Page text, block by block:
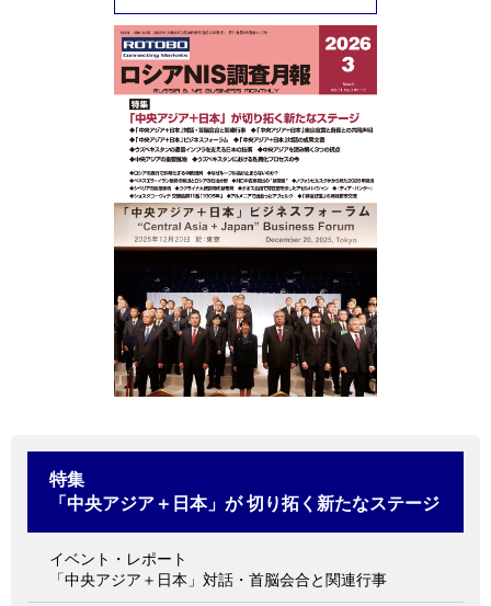
特集
「中央アジア＋日本」が 切り拓く新たなステージ
イベント・レポート
「中央アジア＋日本」対話・首脳会合と関連行事